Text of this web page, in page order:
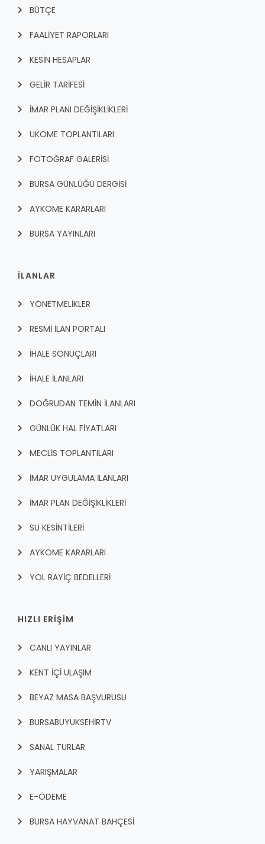
BÜTÇE
FAALİYET RAPORLARI
KESİN HESAPLAR
GELİR TARİFESİ
İMAR PLANI DEĞİŞİKLİKLERİ
UKOME TOPLANTILARI
FOTOĞRAF GALERİSİ
BURSA GÜNLÜĞÜ DERGİSİ
AYKOME KARARLARI
BURSA YAYINLARI
İLANLAR
YÖNETMELİKLER
RESMİ İLAN PORTALI
İHALE SONUÇLARI
İHALE İLANLARI
DOĞRUDAN TEMİN İLANLARI
GÜNLÜK HAL FİYATLARI
MECLİS TOPLANTILARI
İMAR UYGULAMA İLANLARI
İMAR PLAN DEĞİŞİKLİKLERİ
SU KESİNTİLERİ
AYKOME KARARLARI
YOL RAYİÇ BEDELLERİ
HIZLI ERİŞİM
CANLI YAYINLAR
KENT İÇI ULAŞIM
BEYAZ MASA BAŞVURUSU
BURSABUYUKSEHIRTV
SANAL TURLAR
YARIŞMALAR
E-ÖDEME
BURSA HAYVANAT BAHÇESİ